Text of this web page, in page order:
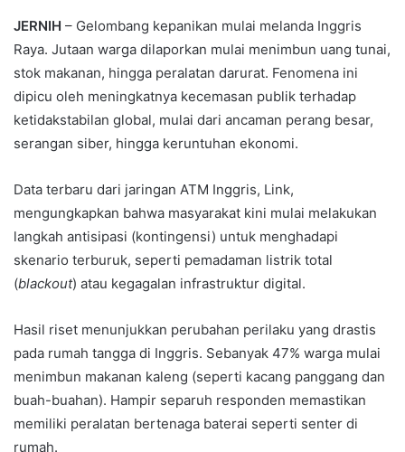
JERNIH – Gelombang kepanikan mulai melanda Inggris
Raya. Jutaan warga dilaporkan mulai menimbun uang tunai,
stok makanan, hingga peralatan darurat. Fenomena ini
dipicu oleh meningkatnya kecemasan publik terhadap
ketidakstabilan global, mulai dari ancaman perang besar,
serangan siber, hingga keruntuhan ekonomi.
Data terbaru dari jaringan ATM Inggris, Link,
mengungkapkan bahwa masyarakat kini mulai melakukan
langkah antisipasi (kontingensi) untuk menghadapi
skenario terburuk, seperti pemadaman listrik total
(blackout) atau kegagalan infrastruktur digital.
Hasil riset menunjukkan perubahan perilaku yang drastis
pada rumah tangga di Inggris. Sebanyak 47% warga mulai
menimbun makanan kaleng (seperti kacang panggang dan
buah-buahan). Hampir separuh responden memastikan
memiliki peralatan bertenaga baterai seperti senter di
rumah.